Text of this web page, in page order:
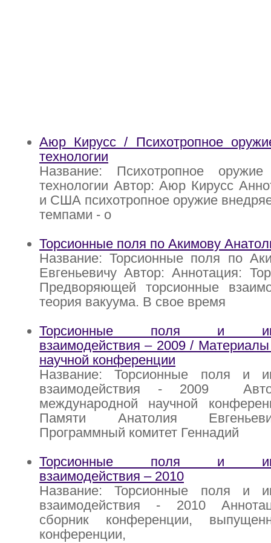
Аюр Кирусс / Психотропное
технологии
Название: Психотропное
технологии Автор: Аюр Кирусс
и США психотропное оружие
темпами - о
Торсионные поля по Акимову
Название: Торсионные поля по
Евгеньевичу Автор: Аннотация:
Предворяющей торсионные
теория вакуума. В свое время
Торсионные поля и
взаимодействия – 2009 /
научной конференции
Название: Торсионные поля и
взаимодействия - 2009
международной научной
Памяти Анатолия
Программный комитет Геннадий
Торсионные поля и
взаимодействия – 2010
Название: Торсионные поля и
взаимодействия - 2010
сборник конференции,
конференции,